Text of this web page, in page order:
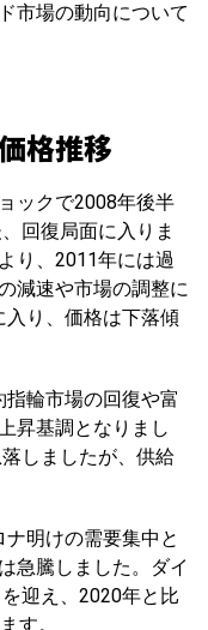
市場の動向について
格推移
ックで2008年後半
回復局面に入りま
り、2011年には過
減速や市場の調整に
り、価格は下落傾
輪市場の回復や富
昇基調となりまし
しましたが、供給
明けの需要集中と
急騰しました。ダイ
迎え、2020年と比
す。